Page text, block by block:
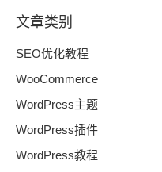
文章类别
SEO优化教程
WooCommerce
WordPress主题
WordPress插件
WordPress教程